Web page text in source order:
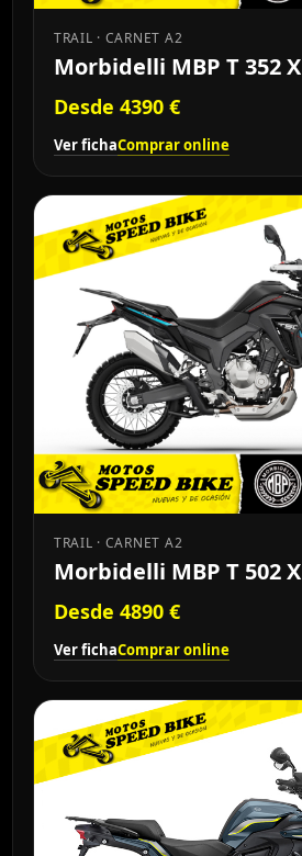
TRAIL · CARNET A2
Morbidelli MBP T 352 X
Desde 4390 €
Ver fichaComprar online
TRAIL · CARNET A2
Morbidelli MBP T 502 X
Desde 4890 €
Ver fichaComprar online